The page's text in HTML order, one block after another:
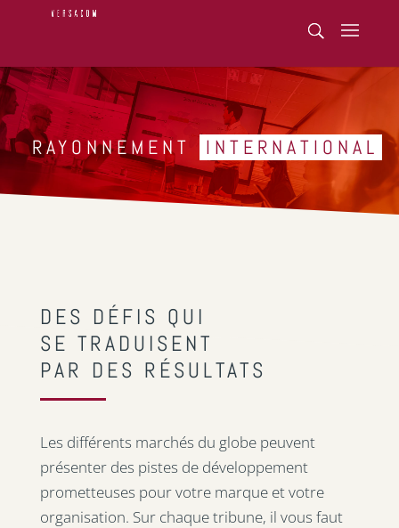
RAYONNEMENT INTERNATIONAL
DES DÉFIS QUI
SE TRADUISENT
PAR DES RÉSULTATS
Les différents marchés du globe peuvent
présenter des pistes de développement
prometteuses pour votre marque et votre
organisation. Sur chaque tribune, il vous faut